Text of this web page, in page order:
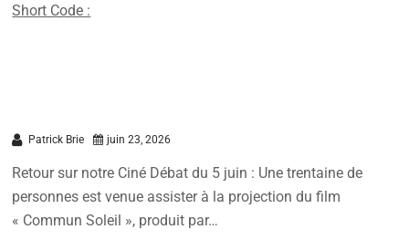
Short Code :
Patrick Brie juin 23, 2026
Retour sur notre Ciné Débat du 5 juin : Une trentaine de
personnes est venue assister à la projection du film
« Commun Soleil », produit par…